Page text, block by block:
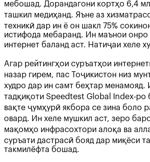
мебошад. Дорандагони кортҳо 6,4
ташкил медиҳанд. Яъне аз
техникӣ дар ин ё он шакл 75%
истифода мебаранд. Ин маънои онро
интернет баланд аст. Натиҷаи хеле
Агар рейтингҳои суръатҳои
назар гирем, пас Тоҷикистон низ
худро дар ин самт беҳтар менамояд.
тадқиқоти Speedtest Global Index-ро
вақте ҷумҳурӣ якбора се зина боло
овард. Ин хеле мушкил аст, зеро
мақомҳо инфрасохтори алоқа ва
суръати дастрасӣ бояд дар миқёси
такмилёфта бошад.